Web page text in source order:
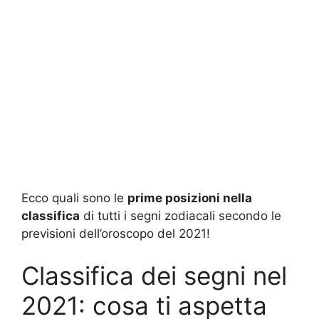
Ecco quali sono le prime posizioni nella
classifica di tutti i segni zodiacali secondo le
previsioni dell’oroscopo del 2021!
Classifica dei segni nel
2021: cosa ti aspetta